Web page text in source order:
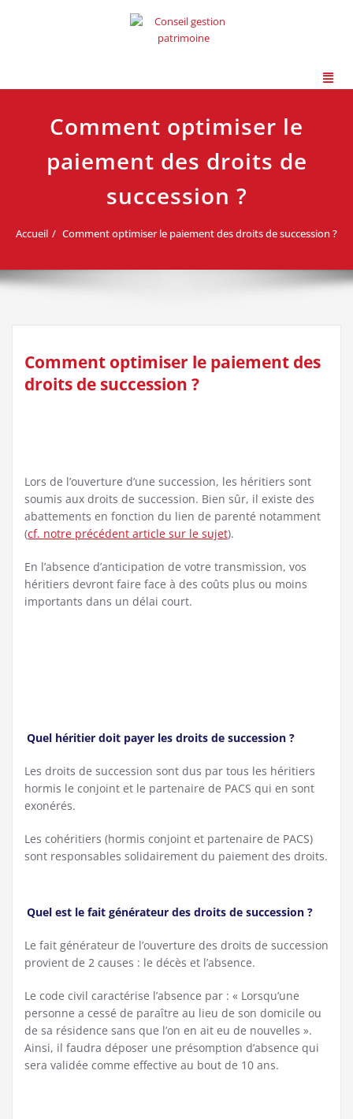
Comment optimiser le
paiement des droits de
succession ?
Accueil Comment optimiser le paiement des droits de succession ?
Comment optimiser le paiement des
droits de succession ?
Lors de l’ouverture d’une succession, les héritiers sont
soumis aux droits de succession. Bien sûr, il existe des
abattements en fonction du lien de parenté notamment
(cf. notre précédent article sur le sujet).
En l’absence d’anticipation de votre transmission, vos
héritiers devront faire face à des coûts plus ou moins
importants dans un délai court.
Quel héritier doit payer les droits de succession ?
Les droits de succession sont dus par tous les héritiers
hormis le conjoint et le partenaire de PACS qui en sont
exonérés.
Les cohéritiers (hormis conjoint et partenaire de PACS)
sont responsables solidairement du paiement des droits.
Quel est le fait générateur des droits de succession ?
Le fait générateur de l’ouverture des droits de succession
provient de 2 causes : le décès et l’absence.
Le code civil caractérise l’absence par : « Lorsqu’une
personne a cessé de paraître au lieu de son domicile ou
de sa résidence sans que l’on en ait eu de nouvelles ».
Ainsi, il faudra déposer une présomption d’absence qui
sera validée comme effective au bout de 10 ans.